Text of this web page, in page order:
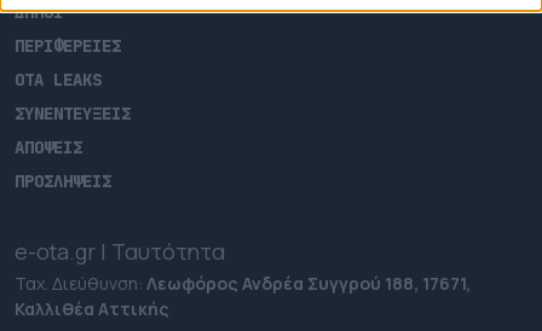
ΔΗΜΟΙ
ΠΕΡΙΦΕΡΕΙΕΣ
OTA LEAKS
ΣΥΝΕΝΤΕΥΞΕΙΣ
ΑΠΟΨΕΙΣ
ΠΡΟΣΛΗΨΕΙΣ
e-ota.gr | Ταυτότητα
Ταχ. Διεύθυνση: Λεωφόρος Ανδρέα Συγγρού 188, 17671,
Καλλιθέα Αττικής